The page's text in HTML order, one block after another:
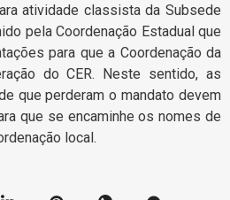
atividade classista da Subsede
pela Coordenação Estadual que
para que a Coordenação da
do CER. Neste sentido, as
que perderam o mandato devem
que se encaminhe os nomes de
local.